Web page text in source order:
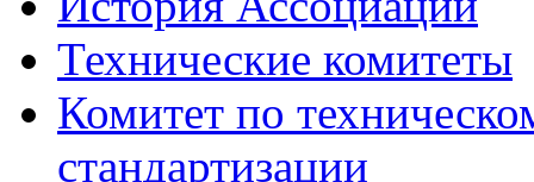
Технические комитеты
Комитет по
стандартизации